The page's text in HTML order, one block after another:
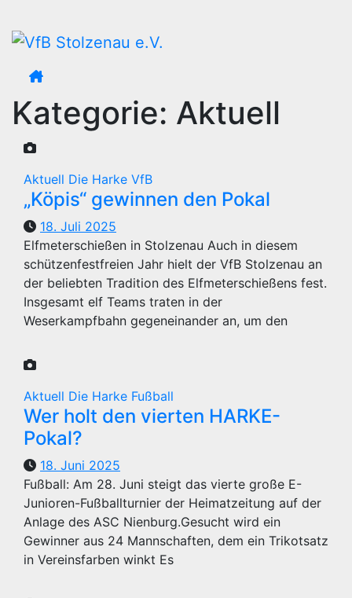
Inhalt
springen
Kategorie: Aktuell
Aktuell Die Harke VfB
„Köpis“ gewinnen den Pokal
18. Juli 2025
Elfmeterschießen in Stolzenau Auch in diesem
schützenfestfreien Jahr hielt der VfB Stolzenau an
der beliebten Tradition des Elfmeterschießens fest.
Insgesamt elf Teams traten in der
Weserkampfbahn gegeneinander an, um den
Aktuell Die Harke Fußball
Wer holt den vierten HARKE-
Pokal?
18. Juni 2025
Fußball: Am 28. Juni steigt das vierte große E-
Junioren-Fußballturnier der Heimatzeitung auf der
Anlage des ASC Nienburg.Gesucht wird ein
Gewinner aus 24 Mannschaften, dem ein Trikotsatz
in Vereinsfarben winkt Es